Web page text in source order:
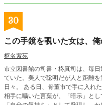
30
この手鏡を覗いた女は、
枢名紫苑
市立図書館の司書・柊真司は、毎
ていた。美人で聡明だが人と距離
日々。 ある日、骨董市で手に入れた古い手鏡の力に気づく——鏡を覗き込んだ
相手に囁いた言葉が、「暗示」と